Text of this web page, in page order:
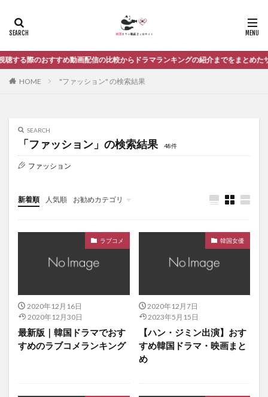
恋のゴールドメダル〜僕が恋したキム・ボクジュ〜、キム・ボ
恋愛
悲しき恋歌 意外なヒーローズ
愛の選択
我が家のハニーポット
推理の女王
最高の愛 〜恋はドゥグンドゥグン〜
朱蒙
検事プリンセス
止めたい時間：アバウトタイム
法廷プリンス −イ判サ判−
浪漫ドクター キム・サブ
清潭洞アリス、韓国ドラマ、韓流ドラマ
猟奇的な彼女
生意気なヨンエさん
病院船 〜ずっと君のそばに〜
白詰草
百年の花嫁
福寿草
私が恋した男オ・ス
私だけのあなた
私に乾杯
私の名前はキム・サムスン
私の恋愛のすべて
秋の童話
竹中直人 約束の恋人
紳士の品格
美女の誕生
美男（イケメン）ですね
美男＜イケメン＞バンド
際のおすすめ動画配信の比較からドラマランキングの紹介までをまとめたサイ
HOME "ファッション" の検索結果
SEARCH
「ファッション」の検索結果 48件
ファッション
新着順 人気順 お勧めカテゴリ
未分類
ラブコメ
2020年12月16日
2020年12月30日
最新版｜韓国ドラマでおす
すめのラブコメランキング
韓国女優
2020年12月7日
2023年5月15日
【ハン・ジミン出演】おす
すめ韓国ドラマ・映画まと
め